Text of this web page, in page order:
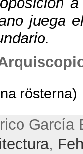
juega
.
rösterna)
García
,